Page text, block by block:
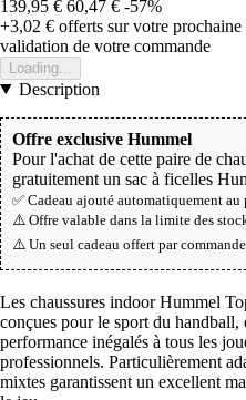
139,95 € 60,47 € -57%
+3,02 € offerts sur votre prochaine
validation de votre commande
Loading...
Description
Offre exclusive Hummel
Pour l'achat de cette paire de
gratuitement un sac à ficelles
✅ Cadeau ajouté automatiquement
⚠️ Offre valable dans la limite des
⚠️ Un seul cadeau offert par
Les chaussures indoor Hummel
conçues pour le sport du
performance inégalés à tous les
professionnels. Particulièrement
mixtes garantissent un excellent